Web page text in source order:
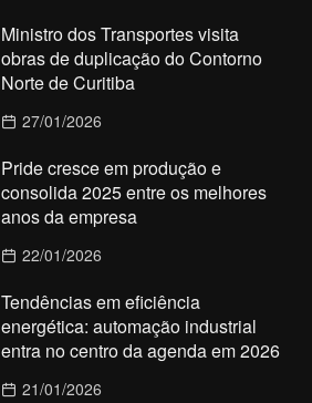
Ministro dos Transportes visita
obras de duplicação do Contorno
Norte de Curitiba
27/01/2026
Pride cresce em produção e
consolida 2025 entre os melhores
anos da empresa
22/01/2026
Tendências em eficiência
energética: automação industrial
entra no centro da agenda em 2026
21/01/2026